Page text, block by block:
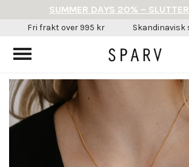
SUMMER DAYS 20% –
Fri frakt over 995 kr Skandinavisk